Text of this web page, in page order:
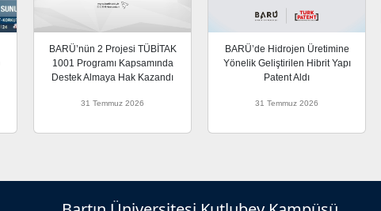
BARÜ’nün 2 Projesi TÜBİTAK
1001 Programı Kapsamında
Destek Almaya Hak Kazandı
31 Temmuz 2026
BARÜ’de Hidrojen Üretimine
Yönelik Geliştirilen Hibrit Yapı
Patent Aldı
31 Temmuz 2026